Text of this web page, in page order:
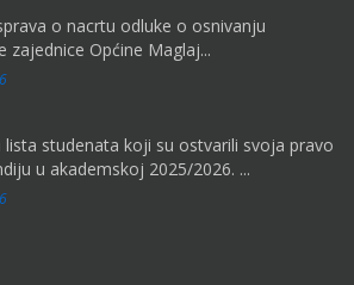
o nacrtu odluke o osnivanju
zajednice Općine Maglaj...
lista studenata koji su ostvarili svoja pravo
u akademskoj 2025/2026. ...